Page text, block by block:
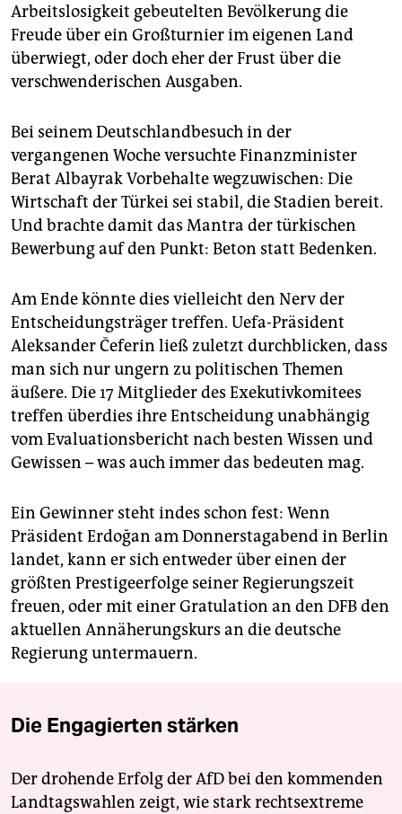
Arbeitslosigkeit gebeutelten Bevölkerung die
Freude über ein Großturnier im eigenen Land
überwiegt, oder doch eher der Frust über die
verschwenderischen Ausgaben.
Bei seinem Deutschlandbesuch in der
vergangenen Woche versuchte Finanzminister
Berat Albayrak Vorbehalte wegzuwischen: Die
Wirtschaft der Türkei sei stabil, die Stadien bereit.
Und brachte damit das Mantra der türkischen
Bewerbung auf den Punkt: Beton statt Bedenken.
Am Ende könnte dies vielleicht den Nerv der
Entscheidungsträger treffen. Uefa-Präsident
Aleksander Čeferin ließ zuletzt durchblicken, dass
man sich nur ungern zu politischen Themen
äußere. Die 17 Mitglieder des Exekutivkomitees
treffen überdies ihre Entscheidung unabhängig
vom Evaluationsbericht nach besten Wissen und
Gewissen – was auch immer das bedeuten mag.
Ein Gewinner steht indes schon fest: Wenn
Präsident Erdoğan am Donnerstagabend in Berlin
landet, kann er sich entweder über einen der
größten Prestigeerfolge seiner Regierungszeit
freuen, oder mit einer Gratulation an den DFB den
aktuellen Annäherungskurs an die deutsche
Regierung untermauern.
Die Engagierten stärken
Der drohende Erfolg der AfD bei den kommenden
Landtagswahlen zeigt, wie stark rechtsextreme